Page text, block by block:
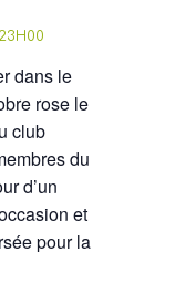
23H00
dans le
rose le
club
du
d’un
et
pour la